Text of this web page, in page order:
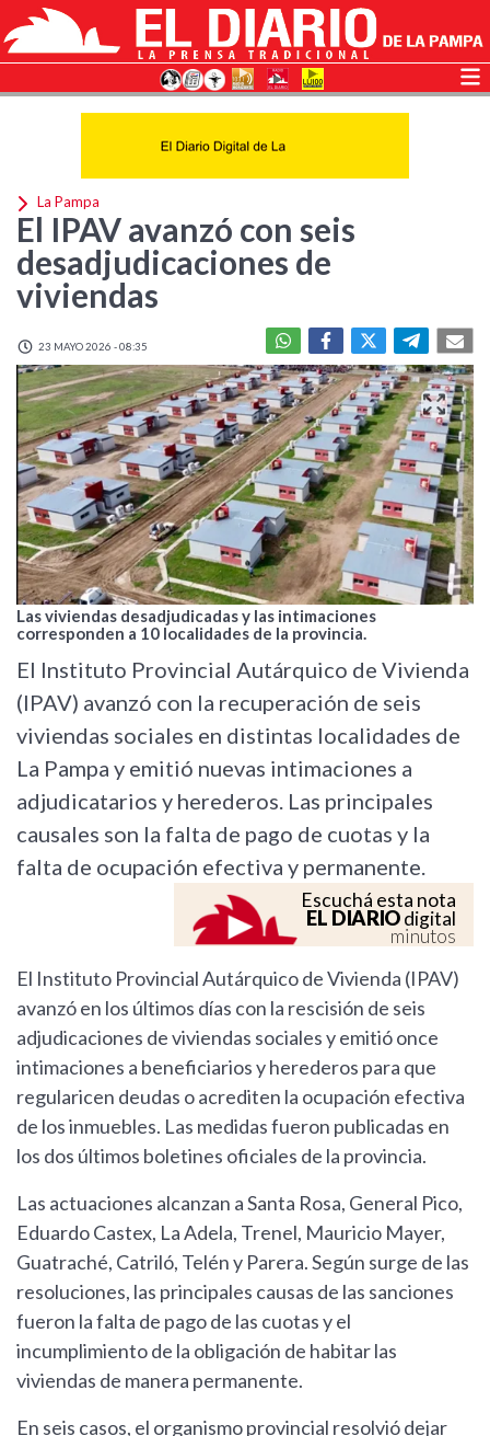
La Pampa
El IPAV avanzó con seis
desadjudicaciones de
viviendas
23 MAYO 2026 - 08:35
Las viviendas desadjudicadas y las intimaciones
corresponden a 10 localidades de la provincia.
El Instituto Provincial Autárquico de Vivienda
(IPAV) avanzó con la recuperación de seis
viviendas sociales en distintas localidades de
La Pampa y emitió nuevas intimaciones a
adjudicatarios y herederos. Las principales
causales son la falta de pago de cuotas y la
falta de ocupación efectiva y permanente.
Escuchá esta nota
EL DIARIOdigital
minutos
El Instituto Provincial Autárquico de Vivienda (IPAV)
avanzó en los últimos días con la rescisión de seis
adjudicaciones de viviendas sociales y emitió once
intimaciones a beneficiarios y herederos para que
regularicen deudas o acrediten la ocupación efectiva
de los inmuebles. Las medidas fueron publicadas en
los dos últimos boletines oficiales de la provincia.
Las actuaciones alcanzan a Santa Rosa, General Pico,
Eduardo Castex, La Adela, Trenel, Mauricio Mayer,
Guatraché, Catriló, Telén y Parera. Según surge de las
resoluciones, las principales causas de las sanciones
fueron la falta de pago de las cuotas y el
incumplimiento de la obligación de habitar las
viviendas de manera permanente.
En seis casos, el organismo provincial resolvió dejar